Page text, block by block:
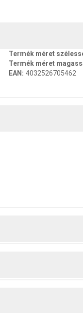
Termék méret
Termék méret
EAN : 4032526705462